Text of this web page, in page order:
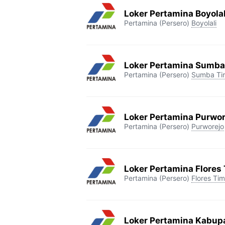
Loker Pertamina
Pertamina (Persero) Boyolali
Loker Pertamina
Pertamina (Persero) Sumba
Loker Pertamina
Pertamina (Persero) Purworejo
Loker Pertamina Flores
Pertamina (Persero) Flores
Loker Pertamina